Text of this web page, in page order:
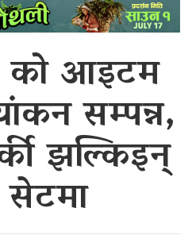
को आइटम
सम्पन्न,
झल्किइन्